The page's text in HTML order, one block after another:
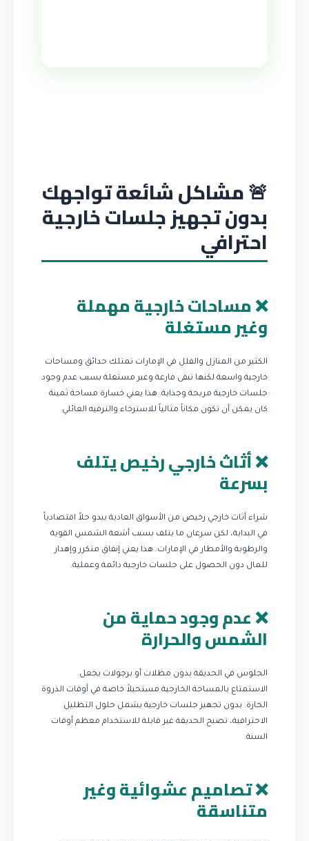
🚨 مشاكل شائعة تواجهك
بدون تجهيز جلسات خارجية
احترافي
❌ مساحات خارجية مهملة
وغير مستغلة
الكثير من المنازل والفلل في الإمارات تمتلك حدائق ومساحات
خارجية واسعة لكنها تبقى فارغة وغير مستغلة بسبب عدم وجود
جلسات خارجية مريحة وجذابة. هذا يعني خسارة مساحة ثمينة
كان يمكن أن تكون مكاناً مثالياً للاسترخاء والترفيه العائلي.
❌ أثاث خارجي رخيص يتلف
بسرعة
شراء أثاث خارجي رخيص من الأسواق العادية يبدو حلاً اقتصادياً
في البداية، لكن سرعان ما يتلف بسبب أشعة الشمس القوية
والرطوبة والأمطار في الإمارات. هذا يعني إنفاق متكرر وإهدار
للمال دون الحصول على جلسات خارجية دائمة وعملية.
❌ عدم وجود حماية من
الشمس والحرارة
الجلوس في الحديقة بدون مظلات أو برجولات يجعل
الاستمتاع بالمساحة الخارجية مستحيلاً خاصة في أوقات الذروة
الحارة. بدون تجهيز جلسات خارجية يشمل حلول التظليل
الاحترافية، تصبح الحديقة غير قابلة للاستخدام معظم أوقات
السنة.
❌ تصاميم عشوائية وغير
متناسقة